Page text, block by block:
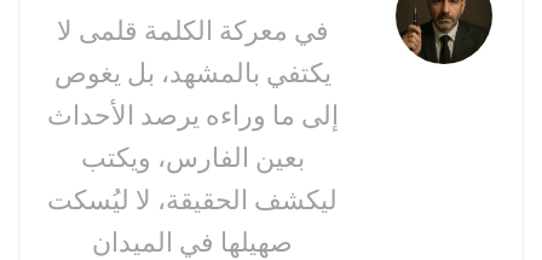
في معركة الكلمة قلمى لا
يكتفي بالمشهد، بل يغوص
إلى ما وراءه يرصد الأحداث
بعين الفارس، ويكتب
ليكشف الحقيقة، لا ليُسكت
صهيلها في الميدان